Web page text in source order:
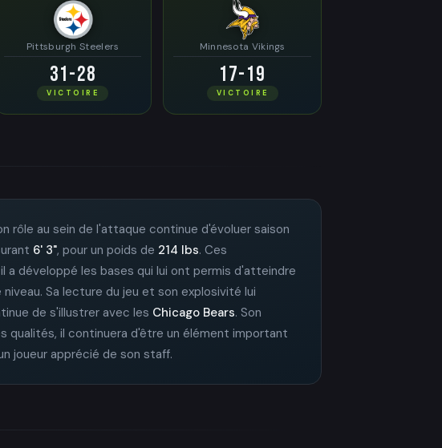
Pittsburgh Steelers
31-28
VICTOIRE
Minnesota Vikings
17-19
VICTOIRE
rôle au sein de l'attaque continue d'évoluer saison
6' 3", pour un poids de 214 lbs. Ces
a développé les bases qui lui ont permis d'atteindre
Sa lecture du jeu et son explosivité lui
de s'illustrer avec les Chicago Bears. Son
il continuera d'être un élément important
joueur apprécié de son staff.